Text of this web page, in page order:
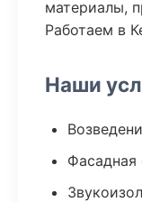
материалы,
Работаем в
Наши
Фасадная